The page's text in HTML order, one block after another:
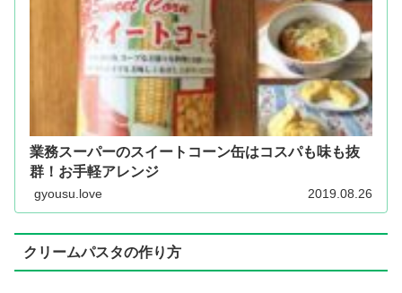
業務スーパーのスイートコーン缶はコスパも味も抜
群！お手軽アレンジ
gyousu.love 2019.08.26
クリームパスタの作り方